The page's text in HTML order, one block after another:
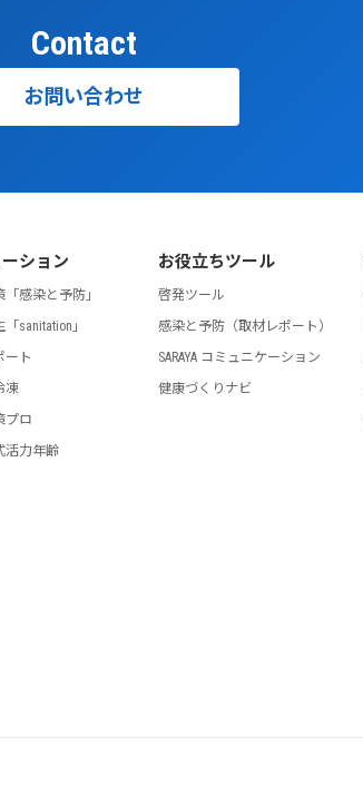
メンズプラザホール（東京））
金会館301号室（大阪））
ィメンズプラザ（東京））
会館 第５・６会議室（東京））
会議所（大阪））
ンスホテル（東京））
テル 大阪（大阪））
ル（横浜））
Contact
お問い合わせ
ション
感染と予防」
sanitation」
ート
凍
プロ
活力年齢
お役立ちツール
啓発ツール
感染と予防（取材レポート）
SARAYA コミュニケーション
健康づくりナビ